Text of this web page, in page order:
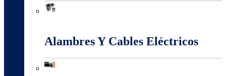
Alambres Y Cables Eléctricos